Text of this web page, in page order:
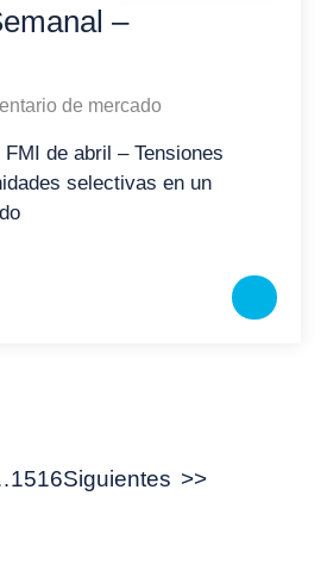
–
de mercado
de abril – Tensiones
selectivas en un
1516Siguientes